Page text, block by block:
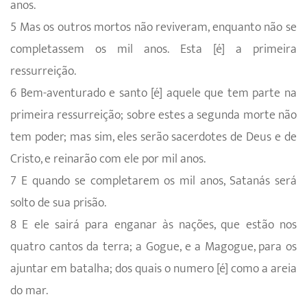
anos.
5 Mas os outros mortos não reviveram, enquanto não se
completassem os mil anos. Esta [é] a primeira
ressurreição.
6 Bem-aventurado e santo [é] aquele que tem parte na
primeira ressurreição; sobre estes a segunda morte não
tem poder; mas sim, eles serão sacerdotes de Deus e de
Cristo, e reinarão com ele por mil anos.
7 E quando se completarem os mil anos, Satanás será
solto de sua prisão.
8 E ele sairá para enganar às nações, que estão nos
quatro cantos da terra; a Gogue, e a Magogue, para os
ajuntar em batalha; dos quais o numero [é] como a areia
do mar.